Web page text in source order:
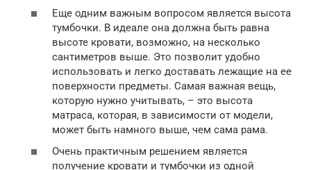
Еще одним важным вопросом является высота
тумбочки. В идеале она должна быть равна
высоте кровати, возможно, на несколько
сантиметров выше. Это позволит удобно
использовать и легко доставать лежащие на ее
поверхности предметы. Самая важная вещь,
которую нужно учитывать, – это высота
матраса, которая, в зависимости от модели,
может быть намного выше, чем сама рама.
Очень практичным решением является
получение кровати и тумбочки из одной